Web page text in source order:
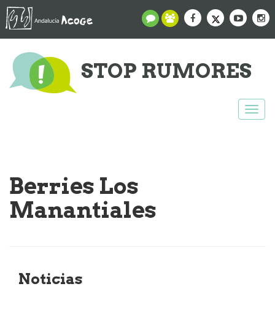
STOP RUMORES
Berries Los
Manantiales
Noticias